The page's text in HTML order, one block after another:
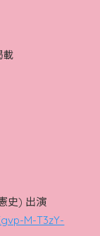
載
史) 出演
M-T3zY-